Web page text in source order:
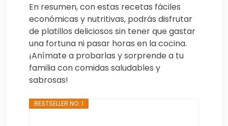
En resumen, con estas recetas fáciles
económicas y nutritivas, podrás disfrutar
de platillos deliciosos sin tener que gastar
una fortuna ni pasar horas en la cocina.
¡Anímate a probarlas y sorprende a tu
familia con comidas saludables y
sabrosas!
BESTSELLER NO. 1